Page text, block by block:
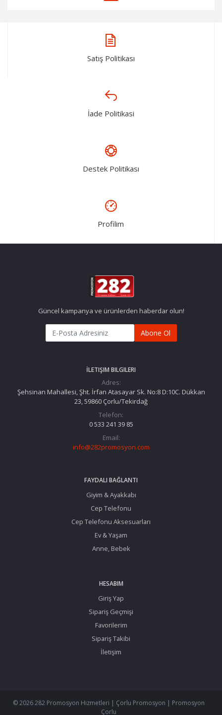
Satış Politikası
İade Politikasi
Destek Politikası
Profilim
Güncel kampanya ve ürünlerden haberdar olun!
Abone Ol
İLETIŞIM BILGILERI
Adres:
Şehsinan Mahallesi, Şht. İrfan Atasayar Sk. No:8 D:10C. Dükkan
23, 59860 Çorlu/Tekirdağ
Telefon:
0 533 241 39 85
Email:
info@282promosyon.com
FAYDALI BAĞLANTI
Giyim & Ayakkabı
Cep Telefonu
Cep Telefonu Aksesuarları
Ev & Yaşam
Anne, Bebek
HESABIM
Giriş Yap
Sipariş Geçmişi
Favorilerim
Sipariş Takibi
İletişim
© 2026 282 Promosyon Hizmetleri | Çorlu Promosyon | Promosyon
Çorlu